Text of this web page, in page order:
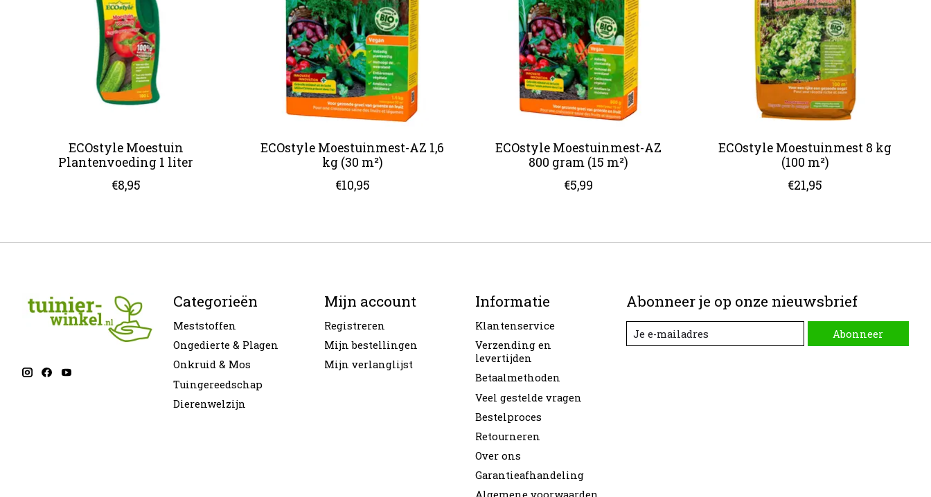
ECOstyle Moestuin
Plantenvoeding 1 liter
€8,95
ECOstyle Moestuinmest-AZ 1,6
kg (30 m²)
€10,95
ECOstyle Moestuinmest-AZ
800 gram (15 m²)
€5,99
ECOstyle Moestuinmest 8 kg
(100 m²)
€21,95
Categorieën
Meststoffen
Ongedierte & Plagen
Onkruid & Mos
Tuingereedschap
Dierenwelzijn
Mijn account
Registreren
Mijn bestellingen
Mijn verlanglijst
Informatie
Klantenservice
Verzending en
levertijden
Betaalmethoden
Veel gestelde vragen
Bestelproces
Retourneren
Over ons
Garantieafhandeling
Abonneer je op onze nieuwsbrief
Abonneer